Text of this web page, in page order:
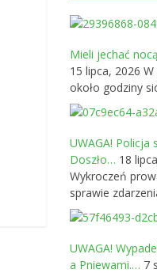
Mieli jechać
15 lipca, 2026 W
około godziny
UWAGA! Policja
Doszło… 18
Wykroczeń
sprawie
UWAGA!
a Pniewami.… 7